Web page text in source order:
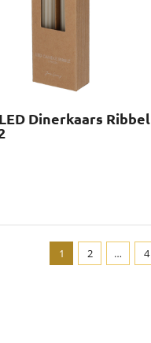
Dinerkaars Ribbel
1 2 … 4